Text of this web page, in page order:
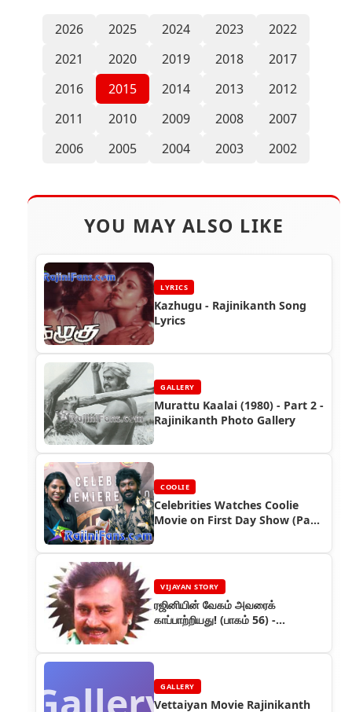
2026 2025 2024 2023
2022
2021
2020 2019 2018
2017
2016
2015 2014 2013
2012
2011
2010 2009 2008
2007
2006
2005 2004 2003 2002
YOU MAY ALSO LIKE
LYRICS
Kazhugu - Rajinikanth Song
Lyrics
GALLERY
Murattu Kaalai (1980) - Part 2 -
Rajinikanth Photo Gallery
COOLIE
Celebrities Watches Coolie
Movie on First Day Show (Part
VIJAYAN STORY
ரஜினியின் வேகம் அவரைக்
காப்பாற்றியது! (பாகம் 56) -
GALLERY
Vettaiyan Movie Rajinikanth